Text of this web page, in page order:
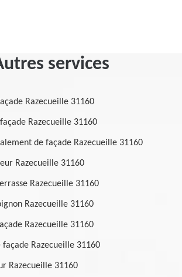
services
Razecueille 31160
Razecueille 31160
de façade Razecueille 31160
Razecueille 31160
Razecueille 31160
Razecueille 31160
Razecueille 31160
façade Razecueille 31160
Razecueille 31160